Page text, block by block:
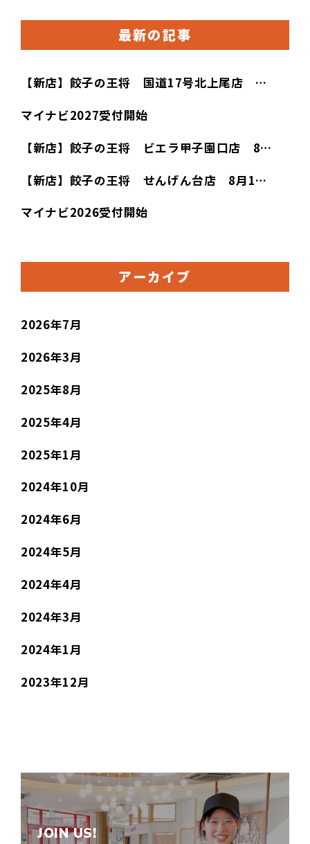
最新の記事
【新店】餃子の王将 国道17号北上尾店 …
マイナビ2027受付開始
【新店】餃子の王将 ビエラ甲子園口店 8…
【新店】餃子の王将 せんげん台店 8月1…
マイナビ2026受付開始
アーカイブ
2026年7月
2026年3月
2025年8月
2025年4月
2025年1月
2024年10月
2024年6月
2024年5月
2024年4月
2024年3月
2024年1月
2023年12月
JOIN US!